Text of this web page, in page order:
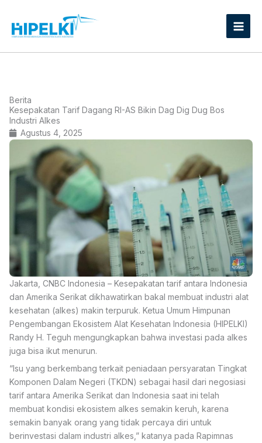
konten
Berita
Kesepakatan Tarif Dagang RI-AS Bikin Dag Dig Dug Bos
Industri Alkes
Agustus 4, 2025
Jakarta, CNBC Indonesia – Kesepakatan tarif antara Indonesia
dan Amerika Serikat dikhawatirkan bakal membuat industri alat
kesehatan (alkes) makin terpuruk. Ketua Umum Himpunan
Pengembangan Ekosistem Alat Kesehatan Indonesia (HIPELKI)
Randy H. Teguh mengungkapkan bahwa investasi pada alkes
juga bisa ikut menurun.
“Isu yang berkembang terkait peniadaan persyaratan Tingkat
Komponen Dalam Negeri (TKDN) sebagai hasil dari negosiasi
tarif antara Amerika Serikat dan Indonesia saat ini telah
membuat kondisi ekosistem alkes semakin keruh, karena
semakin banyak orang yang tidak percaya diri untuk
berinvestasi dalam industri alkes,” katanya pada Rapimnas